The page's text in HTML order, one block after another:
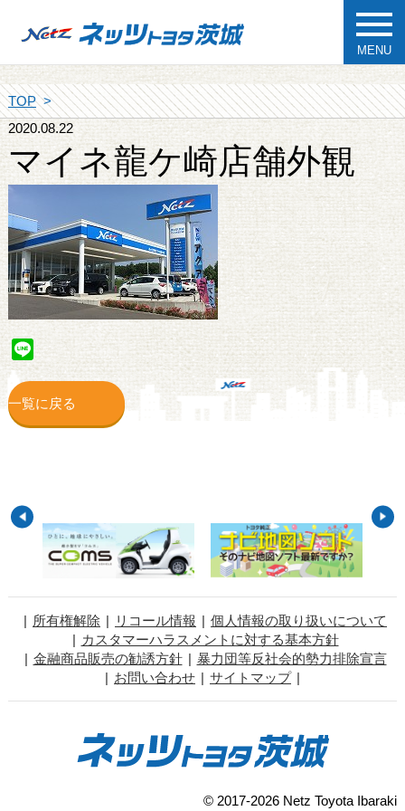
MENU
TOP
2020.08.22
マイネ龍ケ崎店舗外観
Line
一覧に戻る
所有権解除 リコール情報
個人情報の取り扱いについて
カスタマーハラスメントに対する基本方針
金融商品販売の勧誘方針
暴力団等反社会的勢力排除宣言
お問い合わせ
サイトマップ
© 2017-2026 Netz Toyota Ibaraki